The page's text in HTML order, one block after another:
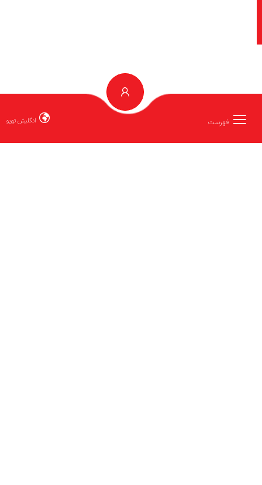
انگلیش توربو